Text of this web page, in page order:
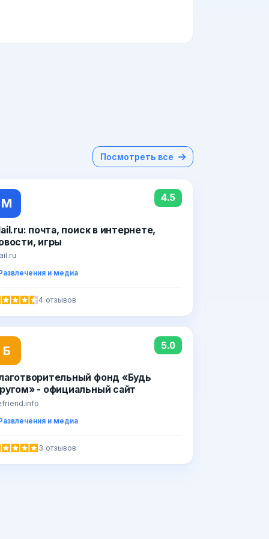
Посмотреть все
M 4.5
почта, поиск в интернете,
игры
Развлечения и медиа
4 отзывов
Б 5.0
фонд «Будь
- официальный сайт
Развлечения и медиа
3 отзывов